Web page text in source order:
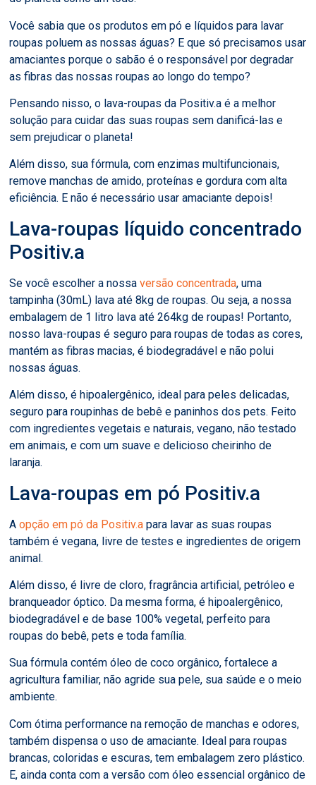
Você sabia que os produtos em pó e líquidos para lavar
roupas poluem as nossas águas? E que só precisamos usar
amaciantes porque o sabão é o responsável por degradar
as fibras das nossas roupas ao longo do tempo?
Pensando nisso, o lava-roupas da Positiv.a é a melhor
solução para cuidar das suas roupas sem danificá-las e
sem prejudicar o planeta!
Além disso, sua fórmula, com enzimas multifuncionais,
remove manchas de amido, proteínas e gordura com alta
eficiência. E não é necessário usar amaciante depois!
Lava-roupas líquido concentrado
Positiv.a
Se você escolher a nossaversão concentrada, uma
tampinha (30mL) lava até 8kg de roupas. Ou seja, a nossa
embalagem de 1 litro lava até 264kg de roupas! Portanto,
nosso lava-roupas é seguro para roupas de todas as cores,
mantém as fibras macias, é biodegradável e não polui
nossas águas.
Além disso, é hipoalergênico, ideal para peles delicadas,
seguro para roupinhas de bebê e paninhos dos pets. Feito
com ingredientes vegetais e naturais, vegano, não testado
em animais, e com um suave e delicioso cheirinho de
laranja.
Lava-roupas em pó Positiv.a
Aopção em pó da Positiv.a para lavar as suas roupas
também é vegana, livre de testes e ingredientes de origem
animal.
Além disso, é livre de cloro, fragrância artificial, petróleo e
branqueador óptico. Da mesma forma, é hipoalergênico,
biodegradável e de base 100% vegetal, perfeito para
roupas do bebê, pets e toda família.
Sua fórmula contém óleo de coco orgânico, fortalece a
agricultura familiar, não agride sua pele, sua saúde e o meio
ambiente.
Com ótima performance na remoção de manchas e odores,
também dispensa o uso de amaciante. Ideal para roupas
brancas, coloridas e escuras, tem embalagem zero plástico.
E, ainda conta com a versão com óleo essencial orgânico de